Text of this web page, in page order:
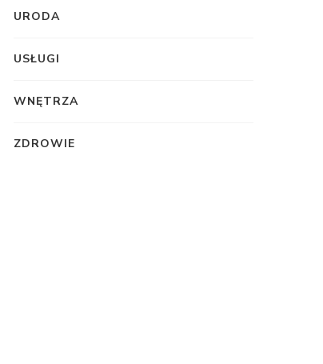
URODA
USŁUGI
WNĘTRZA
ZDROWIE